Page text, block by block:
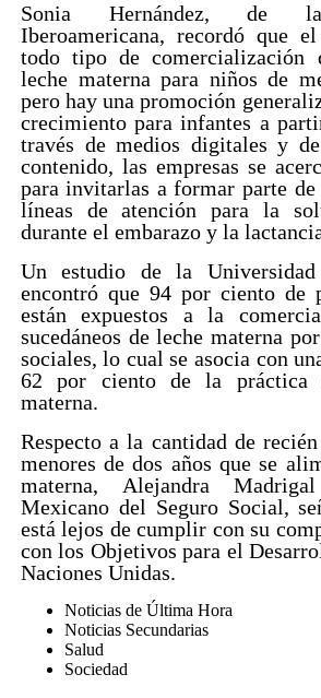
Sonia Hernández, de la
Iberoamericana, recordó que
todo tipo de comercialización
leche materna para niños de
pero hay una promoción
crecimiento para infantes a
través de medios digitales y de
contenido, las empresas se
para invitarlas a formar parte
líneas de atención para la
durante el embarazo y la
Un estudio de la Universidad
encontró que 94 por ciento de
están expuestos a la
sucedáneos de leche materna
sociales, lo cual se asocia con
62 por ciento de la práctica
materna.
Respecto a la cantidad de
menores de dos años que se
materna, Alejandra
Mexicano del Seguro Social,
está lejos de cumplir con su
con los Objetivos para el
Naciones Unidas.
Noticias de Última Hora
Noticias Secundarias
Salud
Sociedad